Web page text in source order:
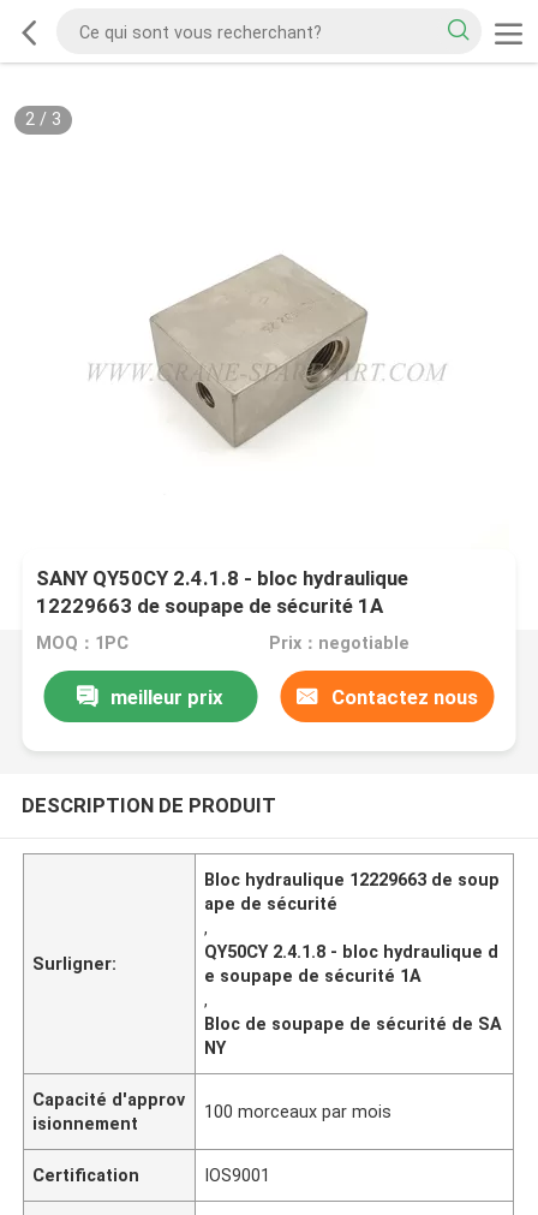
2/ 3
SANY QY50CY 2.4.1.8 - bloc hydraulique
12229663 de soupape de sécurité 1A
MOQ：1PC Prix：negotiable
meilleur prix Contactez nous
DESCRIPTION DE PRODUIT
Surligner:
Bloc hydraulique 12229663 de soup
ape de sécurité
,
QY50CY 2.4.1.8 - bloc hydraulique d
e soupape de sécurité 1A
,
Bloc de soupape de sécurité de SA
NY
Capacité d'approv
isionnement
100 morceaux par mois
Certification IOS9001